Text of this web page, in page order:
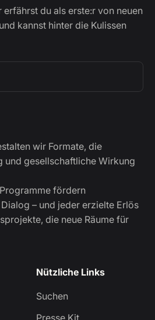
erfährst du als erste:r von neuen
kannst hinter die Kulissen
wir Formate, die
gesellschaftliche Wirkung
fördern
– und jeder erzielte Erlös
die neue Räume für
Nützliche Links
Suchen
Presse Kit